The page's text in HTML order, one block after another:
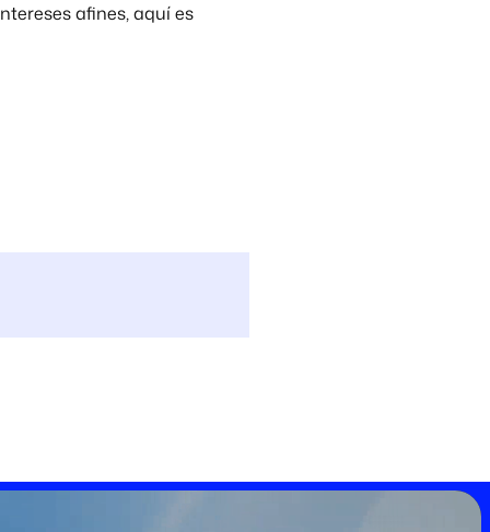
afines, aquí es